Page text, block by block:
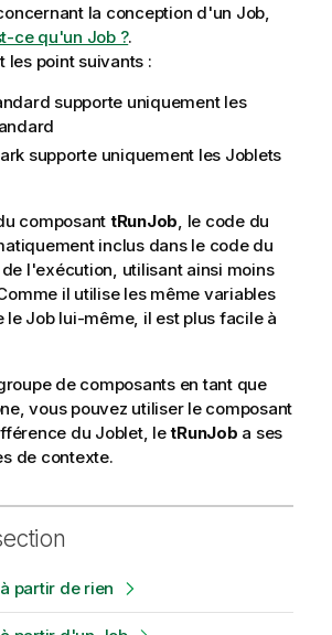
la conception d'un Job,
ce qu'un Job ?.
les point suivants :
supporte uniquement les
supporte uniquement les Joblets
composant tRunJob , le code du
inclus dans le code du
l'exécution, utilisant ainsi moins
il utilise les même variables
le Job lui-même, il est plus facile à
de composants en tant que
vous pouvez utiliser le composant
du Joblet, letRunJob a ses
de contexte.
partir de rien